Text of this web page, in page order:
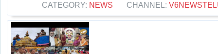
CATEGORY: NEWS CHANNEL: